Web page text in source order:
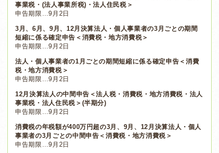
事業税・(法人事業所税)・法人住民税＞
申告期限…9月2日
3月、6月、9月、12月決算法人・個人事業者の3月ごとの期間
短縮に係る確定申告＜消費税・地方消費税＞
申告期限…9月2日
法人・個人事業者の1月ごとの期間短縮に係る確定申告＜消費
税・地方消費税＞
申告期限…9月2日
12月決算法人の中間申告＜法人税・消費税・地方消費税・法人
事業税・法人住民税＞(半期分)
申告期限…9月2日
消費税の年税額が400万円超の3月、9月、12月決算法人・個人
事業者の3月ごとの中間申告＜消費税・地方消費税＞
申告期限…9月2日